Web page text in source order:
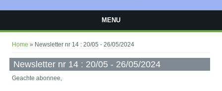
MENU
You are here
Home » Newsletter nr 14 : 20/05 - 26/05/2024
Newsletter nr 14 : 20/05 - 26/05/2024
Geachte abonnee,